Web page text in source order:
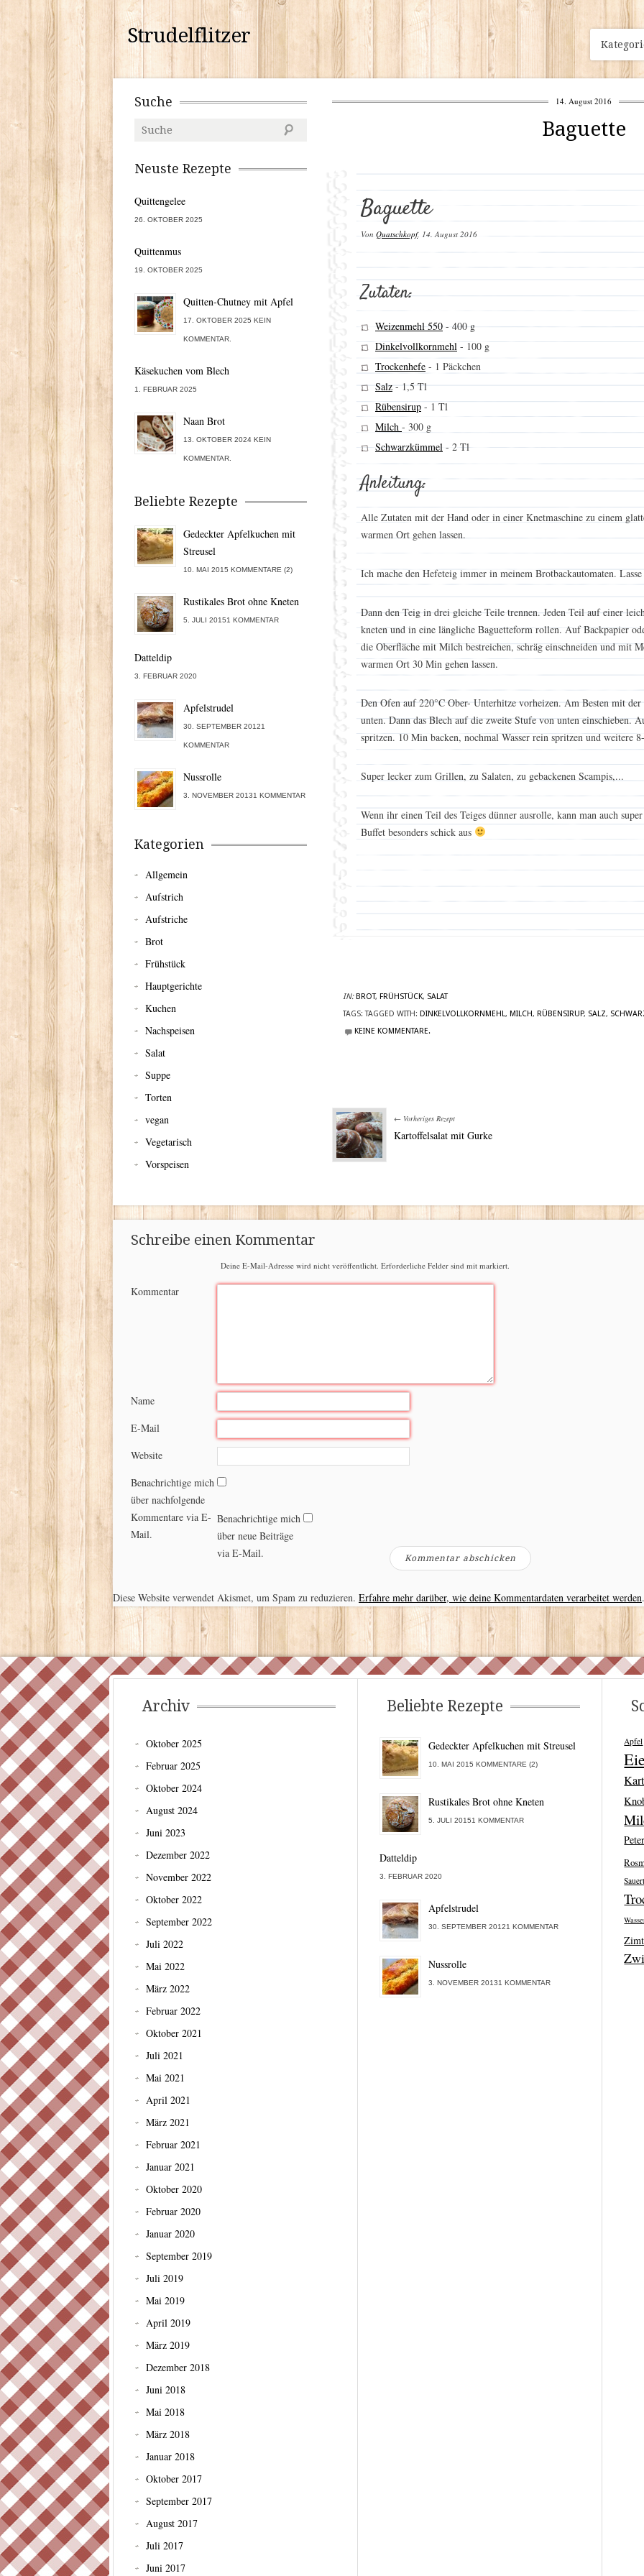
Strudelflitzer
14. August 2016
Baguette
Baguette
Von Quatschkopf, 14. August 2016
Zutaten:
Weizenmehl 550 - 400 g
Dinkelvollkornmehl -100 g
Trockenhefe - 1 Päckchen
Salz - 1,5 Tl
Rübensirup-1 Tl
Milch - 300 g
Schwarzkümmel - 2 Tl
Anleitung:
Alle Zutaten mit der Hand oder in einer Knetmaschine zu einem
warmen Ort gehen lassen.
Ich mache den Hefeteig immer in meinem Brotbackautomaten.
Dann den Teig in drei gleiche Teile trennen. Jeden Teil auf einer
kneten und in eine längliche Baguetteform rollen. Auf Backpapier
die Oberfläche mit Milch bestreichen, schräg einschneiden und mit
warmen Ort 30 Min gehen lassen.
Den Ofen auf 220°C Ober- Unterhitze vorheizen. Am Besten mit
unten. Dann das Blech auf die zweite Stufe von unten einschieben.
spritzen. 10 Min backen, nochmal Wasser rein spritzen und weitere
Super lecker zum Grillen, zu Salaten, zu gebackenen Scampis,...
Wenn ihr einen Teil des Teiges dünner ausrolle, kann man auch
Buffet besonders schick aus
IN: BROT, FRÜHSTÜCK, SALAT
TAGS: TAGGED WITH: DINKELVOLLKORNMEHL, MILCH, RÜBENSIRUP, SALZ,
KEINE KOMMENTARE.
← Vorheriges Rezept
Kartoffelsalat mit Gurke
Suche
Neuste Rezepte
Quittengelee
26. OKTOBER 2025
Quittenmus
19. OKTOBER 2025
Quitten-Chutney mit Apfel
17. OKTOBER 2025 KEIN
KOMMENTAR.
Käsekuchen vom Blech
1. FEBRUAR 2025
Naan Brot
13. OKTOBER 2024 KEIN
KOMMENTAR.
Beliebte Rezepte
Gedeckter Apfelkuchen mit
Streusel
10. MAI 2015 KOMMENTARE (2)
Rustikales Brot ohne Kneten
5. JULI 20151 KOMMENTAR
Datteldip
3. FEBRUAR 2020
Apfelstrudel
30. SEPTEMBER 20121
KOMMENTAR
Nussrolle
3. NOVEMBER 20131 KOMMENTAR
Kategorien
Allgemein
Aufstrich
Aufstriche
Brot
Frühstück
Hauptgerichte
Kuchen
Nachspeisen
Salat
Suppe
Torten
vegan
Vegetarisch
Vorspeisen
Schreibe einen Kommentar
Deine E-Mail-Adresse wird nicht veröffentlicht. Erforderliche Felder sind mit markiert.
Kommentar
Name
E-Mail
Website
Benachrichtige mich
über nachfolgende
Kommentare via E-
Mail.
Benachrichtige mich
über neue Beiträge
via E-Mail.
Diese Website verwendet Akismet, um Spam zu reduzieren. Erfahre mehr darüber, wie deine Kommentardaten verarbeitet werden.
Archiv
Oktober 2025
Februar 2025
Oktober 2024
August 2024
Juni 2023
Dezember 2022
November 2022
Oktober 2022
September 2022
Juli 2022
Mai 2022
März 2022
Februar 2022
Oktober 2021
Juli 2021
Mai 2021
April 2021
März 2021
Februar 2021
Januar 2021
Oktober 2020
Februar 2020
Januar 2020
September 2019
Juli 2019
Mai 2019
April 2019
März 2019
Dezember 2018
Juni 2018
Mai 2018
März 2018
Januar 2018
Oktober 2017
September 2017
August 2017
Juli 2017
Juni 2017
Beliebte Rezepte
Gedeckter Apfelkuchen mit Streusel
10. MAI 2015 KOMMENTARE (2)
Rustikales Brot ohne Kneten
5. JULI 20151 KOMMENTAR
Datteldip
3. FEBRUAR 2020
Apfelstrudel
30. SEPTEMBER 20121 KOMMENTAR
Nussrolle
3. NOVEMBER 20131 KOMMENTAR
Apfel
Zimt